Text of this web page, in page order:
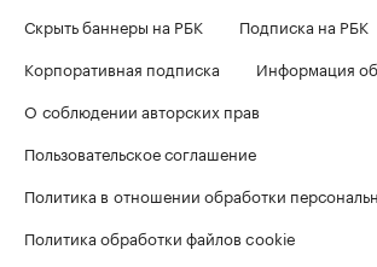
Скрыть баннеры на РБК
Подписка на РБК
Корпоративная подписка
Информация
О соблюдении авторских прав
Пользовательское соглашение
Политика в отношении обработки
Политика обработки файлов cookie